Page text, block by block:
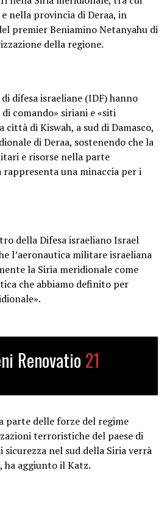
e nella provincia di Deraa, in
premier Beniamino Netanyahu di
della regione.
difesa israeliane (IDF) hanno
comando» siriani e «siti
di Kiswah, a sud di Damasco,
di Deraa, sostenendo che la
e risorse nella parte
una minaccia per i
della Difesa israeliano Israel
l’aeronautica militare israeliana
la Siria meridionale come
che abbiamo definito per
Renovatio 21
parte delle forze del regime
terroristiche del paese di
sicurezza nel sud della Siria verrà
ha aggiunto il Katz.